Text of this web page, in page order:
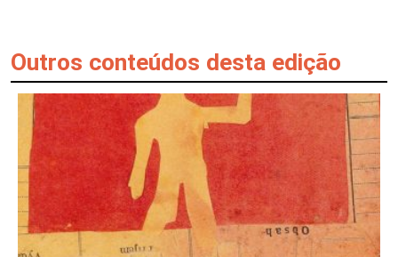
Outros conteúdos desta edição